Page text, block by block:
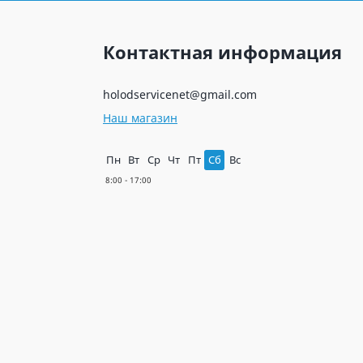
Контактная информация
holodservicenet@gmail.com
Наш магазин
Пн Вт Ср Чт Пт Сб Вс